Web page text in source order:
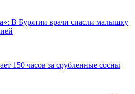
В Бурятии врачи спасли малышку
150 часов за срубленные сосны